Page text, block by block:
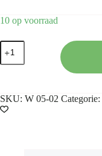
10 op voorraad
Woondeken/Sprei
Oranje
aantal
SKU: W 05-02 Categorie: